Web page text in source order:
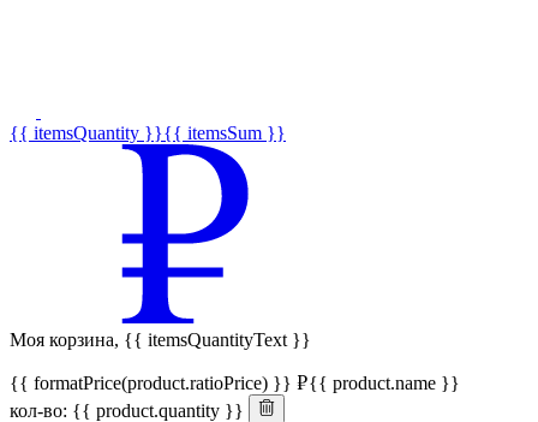
{{ itemsQuantity }}{{ itemsSum }}
Моя корзина, {{ itemsQuantityText }}
{{ formatPrice(product.ratioPrice) }}
{{ product.name }}
кол-во: {{ product.quantity }}